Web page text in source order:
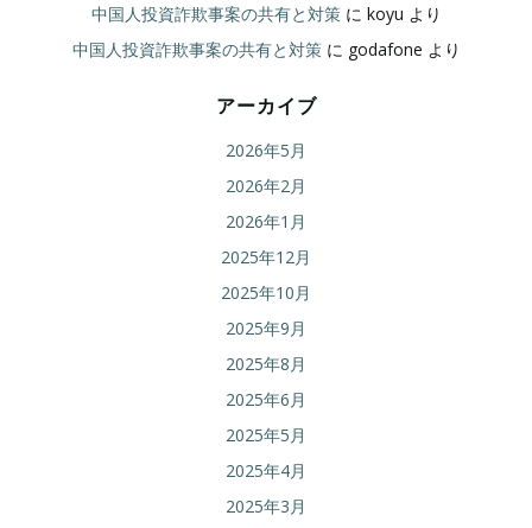
中国人投資詐欺事案の共有と対策に koyu より
中国人投資詐欺事案の共有と対策に godafone より
アーカイブ
2026年5月
2026年2月
2026年1月
2025年12月
2025年10月
2025年9月
2025年8月
2025年6月
2025年5月
2025年4月
2025年3月